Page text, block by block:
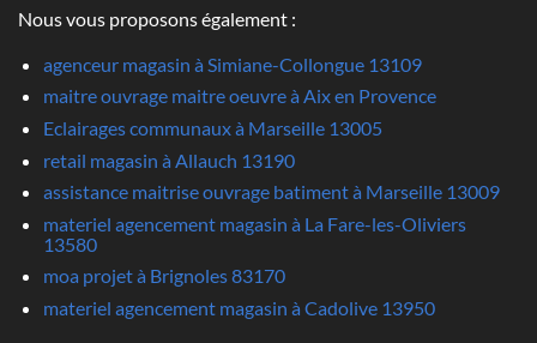
Nous vous proposons également :
agenceur magasin à Simiane-Collongue 13109
maitre ouvrage maitre oeuvre à Aix en Provence
Eclairages communaux à Marseille 13005
retail magasin à Allauch 13190
assistance maitrise ouvrage batiment à Marseille 13009
materiel agencement magasin à La Fare-les-Oliviers
13580
moa projet à Brignoles 83170
materiel agencement magasin à Cadolive 13950